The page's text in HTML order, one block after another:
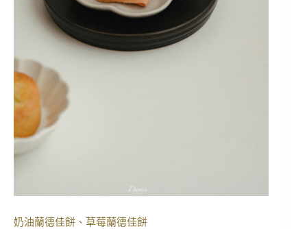
奶油蘭德佳餅、草莓蘭德佳餅